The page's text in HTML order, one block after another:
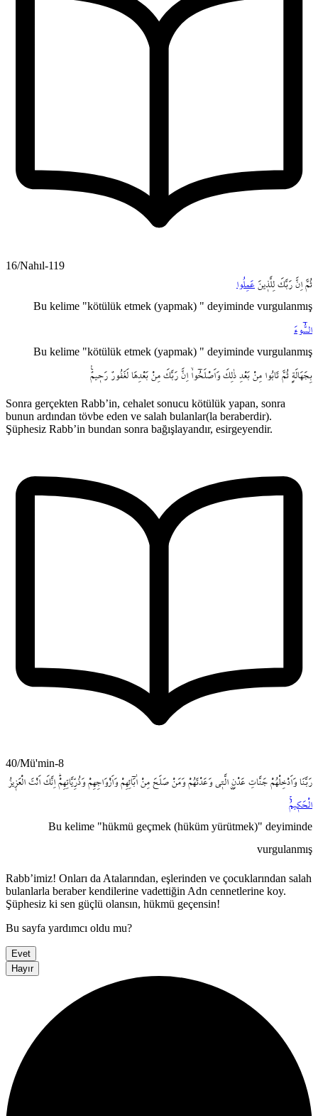
16/Nahıl-119
ثُمَّ اِنَّ رَبَّكَ لِلَّذ۪ينَ عَمِلُوا
Bu kelime "kötülük etmek (yapmak) " deyiminde vurgulanmış
السُّٓوءَ
Bu kelime "kötülük etmek (yapmak) " deyiminde vurgulanmış
بِجَهَالَةٍ ثُمَّ تَابُوا مِنْ بَعْدِ ذٰلِكَ وَاَصْلَحُٓواۙ اِنَّ رَبَّكَ مِنْ بَعْدِهَا لَغَفُورٌ رَح۪يمٌ۟
Sonra gerçekten Rabb’in, cehalet sonucu kötülük yapan, sonra
bunun ardından tövbe eden ve salah bulanlar(la beraberdir).
Şüphesiz Rabb’in bundan sonra bağışlayandır, esirgeyendir.
40/Mü'min-8
رَبَّنَا وَاَدْخِلْهُمْ جَنَّاتِ عَدْنٍۨ الَّت۪ي وَعَدْتَهُمْ وَمَنْ صَلَحَ مِنْ اٰبَٓائِهِمْ وَاَزْوَاجِهِمْ وَذُرِّيَّاتِهِمْۜ اِنَّكَ اَنْتَ الْعَز۪يزُ
الْحَك۪يمُۚ
Bu kelime "hükmü geçmek (hüküm yürütmek)" deyiminde
vurgulanmış
Rabb’imiz! Onları da Atalarından, eşlerinden ve çocuklarından salah
bulanlarla beraber kendilerine vadettiğin Adn cennetlerine koy.
Şüphesiz ki sen güçlü olansın, hükmü geçensin!
Bu sayfa yardımcı oldu mu?
Evet
Hayır